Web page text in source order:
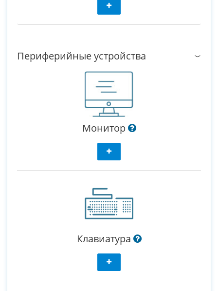
Периферийные устройства
Монитор
Клавиатура